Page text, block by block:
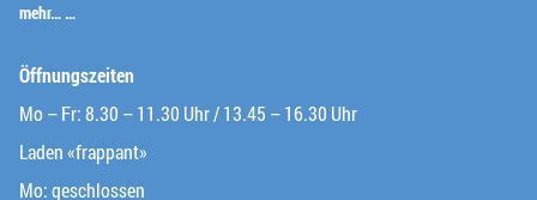
mehr… …
Öffnungszeiten
Mo – Fr: 8.30 – 11.30 Uhr / 13.45 – 16.30 Uhr
Laden «frappant»
Mo: geschlossen